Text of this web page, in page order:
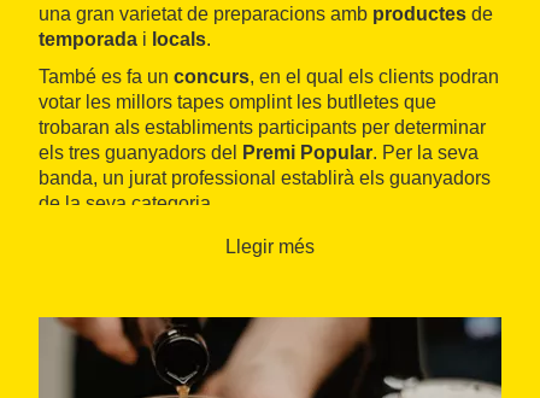
una gran varietat de preparacions amb productes de
temporada i locals.
També es fa un concurs, en el qual els clients podran
votar les millors tapes omplint les butlletes que
trobaran als establiments participants per determinar
els tres guanyadors del
Premi Popular. Per la seva
banda, un jurat professional establirà els guanyadors
de la seva categoria.
Un format que permet gaudir, tot passejant i agafant
poble de Reus, el seu patrimoni i els seus carrers.
Llegir més